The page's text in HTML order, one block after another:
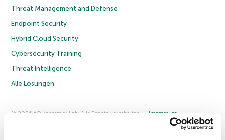
Threat Management and Defense
Endpoint Security
Hybrid Cloud Security
Cybersecurity Training
Threat Intelligence
Alle Lösungen
© 2026 AO Kaspersky Lab. Alle Rechte vorbehalten.
Impressum
Lizenzvereinbarung B2B